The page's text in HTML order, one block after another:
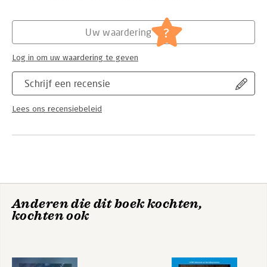
Recht algemeen - Inleiding recht
Serie:
Wetteksten Hoger Onderwijs
Schrijf een recensie
Lees ons recensiebeleid
Uw waardering ?
Log in om uw waardering te geven
Anderen die dit boek kochten,
kochten ook